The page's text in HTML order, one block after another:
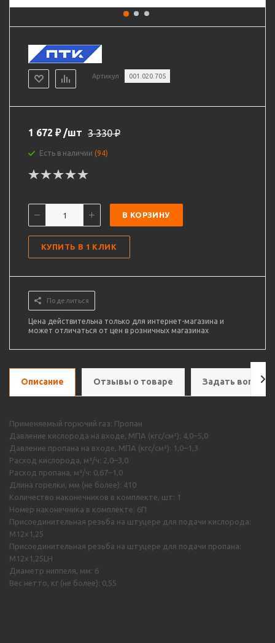
Артикул 001.020.705
1 672 ₽ /шт 3 330₽
Есть в наличии (94)
В КОРЗИНУ
КУПИТЬ В 1 КЛИК
Поделиться
Цена действительна только для интернет-магазина и
может отличаться от цен в розничных магазинах
Описание Отзывы о товаре Задать вопрос
Применяемый горючий газ: Пропан
Давление кислорода на входе, МПА (кгс/см²): 4,0–5,0
Давление пропана на входе, МПА (кгс/см²): 1,0–1,3
Расход кислорода, м³/ч: 2,0–3,0
Расход пропана, м³/ч: 0,67–1,0
Длина горелки, мм (не более): 410
Количество наконечников в комплекте, шт: 1
Номер наконечника в комплекте: 6П
Присоединительная резьба на штуцере для подачи кислорода:
M12х1,25
Присоединительная резьба на штуцере для подачи пропана:
M12х1,25LH
Диаметр ниппеля, мм: 6
Вес нетто, кг (не более): 0,55